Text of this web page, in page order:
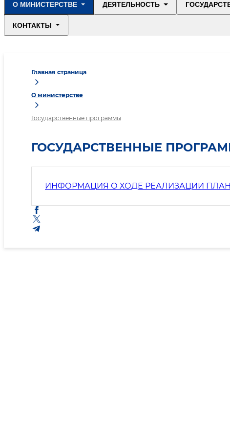
О МИНИСТЕРСТВЕ ДЕЯТЕЛЬНОСТЬ
КОНТАКТЫ
Главная страница
О министерстве
Государственные программы
ГОСУДАРСТВЕННЫЕ
ИНФОРМАЦИЯ О ХОДЕ РЕАЛИЗАЦИИ